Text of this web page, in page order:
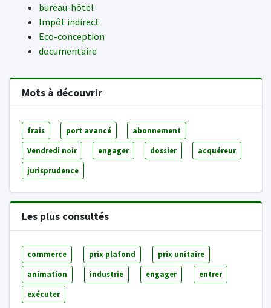
bureau-hôtel
Impôt indirect
Eco-conception
documentaire
Mots à découvrir
frais port avancé abonnement
Vendredi noir engager dossier acquéreur
jurisprudence
Les plus consultés
commerce prix plafond prix unitaire
animation industrie engager entrer
exécuter